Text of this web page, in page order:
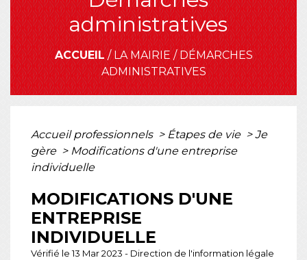
administratives
ACCUEIL/LA MAIRIE/DÉMARCHES
ADMINISTRATIVES
Accueil professionnels > Étapes de vie > Je
gère > Modifications d'une entreprise
individuelle
MODIFICATIONS D'UNE
ENTREPRISE
INDIVIDUELLE
Vérifié le 13 Mar 2023 - Direction de l'information légale